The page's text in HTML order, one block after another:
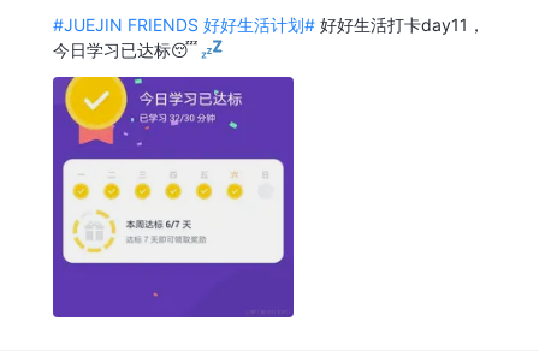
#JUEJIN FRIENDS 好好生活计划# 好好生活打卡day11，
今日学习已达标😴